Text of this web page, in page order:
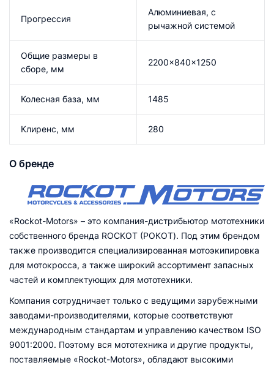
Прогрессия
Алюминиевая, с
рычажной системой
Общие размеры в
сборе, мм
2200×840×1250
Колесная база, мм 1485
Клиренс, мм 280
О бренде
«Rockot-Motors» – это компания-дистрибьютор мототехники
собственного бренда ROCKOT (РОКОТ). Под этим брендом
также производится специализированная мотоэкипировка
для мотокросса, а также широкий ассортимент запасных
частей и комплектующих для мототехники.
Компания сотрудничает только с ведущими зарубежными
заводами-производителями, которые соответствуют
международным стандартам и управлению качеством ISO
9001:2000. Поэтому вся мототехника и другие продукты,
поставляемые «Rockot-Motors», обладают высокими